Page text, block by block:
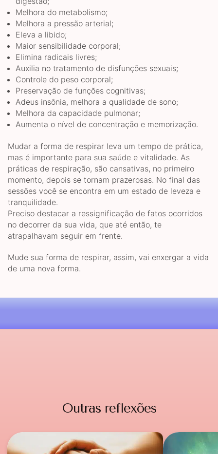
Melhora do metabolismo;
Melhora a pressão arterial;
Eleva a libido;
Maior sensibilidade corporal;
Elimina radicais livres;
Auxilia no tratamento de disfunções sexuais;
Controle do peso corporal;
Preservação de funções cognitivas;
Adeus insônia, melhora a qualidade de sono;
Melhora da capacidade pulmonar;
Aumenta o nível de concentração e memorização.
Mudar a forma de respirar leva um tempo de prática,
mas é importante para sua saúde e vitalidade. As
práticas de respiração, são cansativas, no primeiro
momento, depois se tornam prazerosas. No final das
sessões você se encontra em um estado de leveza e
tranquilidade.
Preciso destacar a ressignificação de fatos ocorridos
no decorrer da sua vida, que até então, te
atrapalhavam seguir em frente.
Mude sua forma de respirar, assim, vai enxergar a vida
de uma nova forma.
Outras reflexões